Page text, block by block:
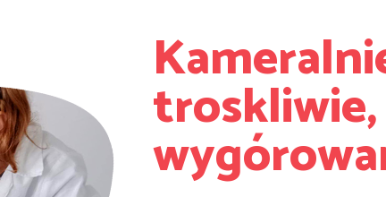
troskliwie,